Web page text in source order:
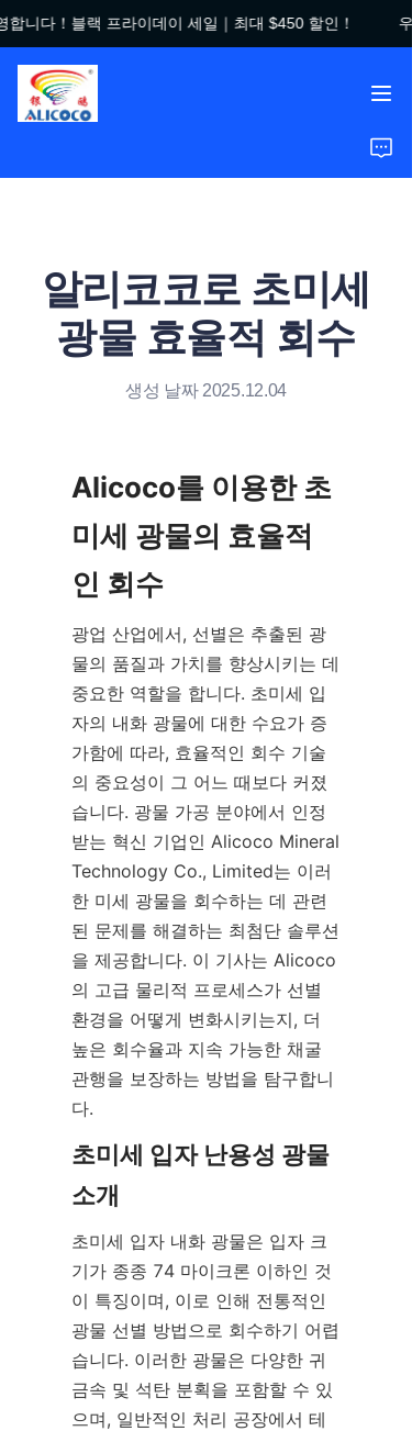
니다！블랙 프라이데이 세일｜최대 $450 할인！
우리 가게에 오신 것을
이데이 세일｜최대
알리코코로 초미세
광물 효율적 회수
생성 날짜 2025.12.04
Alicoco를 이용한 초
미세 광물의 효율적
광업 산업에서, 선별은 추출된 광
물의 품질과 가치를 향상시키는 데
중요한 역할을 합니다. 초미세 입
자의 내화 광물에 대한 수요가 증
가함에 따라, 효율적인 회수 기술
의 중요성이 그 어느 때보다 커졌
습니다. 광물 가공 분야에서 인정
받는 혁신 기업인 Alicoco Mineral
Technology Co., Limited는 이러
한 미세 광물을 회수하는 데 관련
된 문제를 해결하는 최첨단 솔루션
을 제공합니다. 이 기사는 Alicoco
의 고급 물리적 프로세스가 선별
환경을 어떻게 변화시키는지, 더
높은 회수율과 지속 가능한 채굴
관행을 보장하는 방법을 탐구합니
다.
초미세 입자 난용성 광물
초미세 입자 내화 광물은 입자 크
기가 종종 74 마이크론 이하인 것
이 특징이며, 이로 인해 전통적인
광물 선별 방법으로 회수하기 어렵
습니다. 이러한 광물은 다양한 귀
금속 및 석탄 분획을 포함할 수 있
으며, 일반적인 처리 공장에서 테
홈
제품
성공 사례
회사 소개
자주 묻는 질문